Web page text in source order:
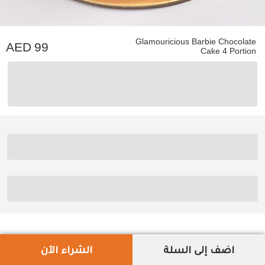
Glamouricious Barbie Chocolate
Cake 4 Portion
99
اضف إلى السلة الشراء الآن